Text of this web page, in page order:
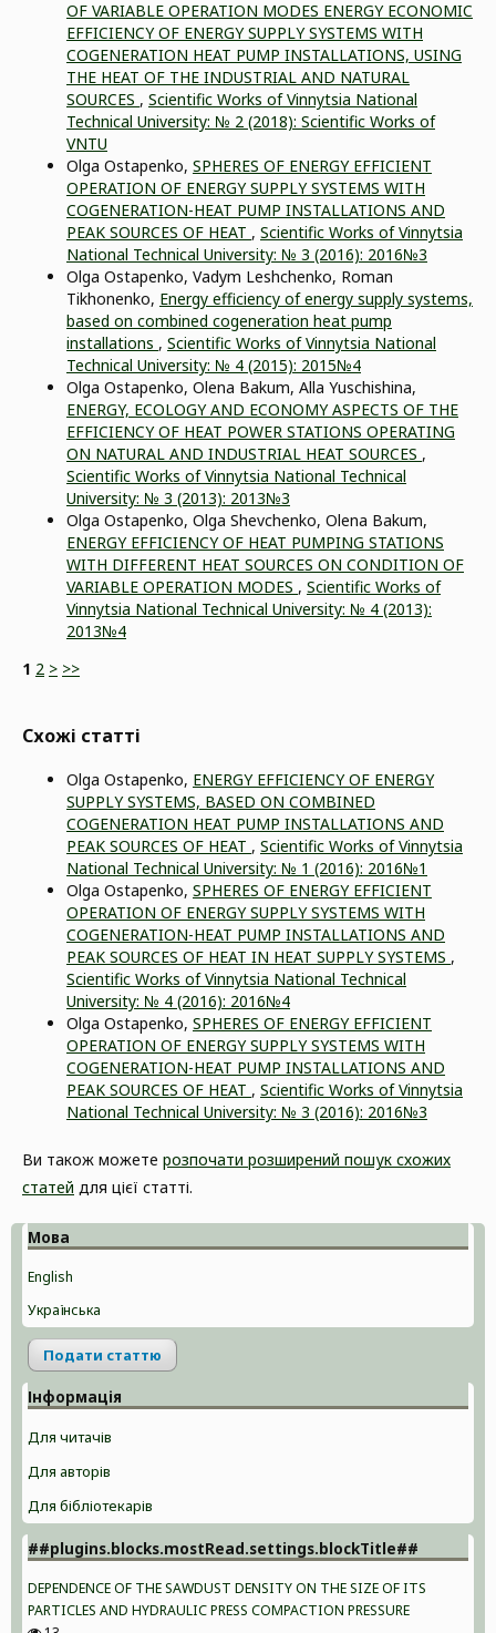
OF VARIABLE OPERATION MODES ENERGY ECONOMIC
EFFICIENCY OF ENERGY SUPPLY SYSTEMS WITH
COGENERATION HEAT PUMP INSTALLATIONS, USING
THE HEAT OF THE INDUSTRIAL AND NATURAL
SOURCES , Scientific Works of Vinnytsia National
Technical University: № 2 (2018): Scientific Works of
VNTU
Olga Ostapenko, SPHERES OF ENERGY EFFICIENT
OPERATION OF ENERGY SUPPLY SYSTEMS WITH
COGENERATION-HEAT PUMP INSTALLATIONS АND
PEAK SOURCES OF HEAT , Scientific Works of Vinnytsia
National Technical University: № 3 (2016): 2016№3
Olga Ostapenko, Vadym Leshchenko, Roman
Tikhonenko, Energy efficiency of energy supply systems,
based on combined cogeneration heat pump
installations , Scientific Works of Vinnytsia National
Technical University: № 4 (2015): 2015№4
Olga Ostapenko, Olena Bakum, Alla Yuschishina,
ENERGY, ECOLOGY AND ECONOMY ASPECTS OF THE
EFFICIENCY OF HEAT POWER STATIONS OPERATING
ON NATURAL AND INDUSTRIAL HEAT SOURCES ,
Scientific Works of Vinnytsia National Technical
University: № 3 (2013): 2013№3
Olga Ostapenko, Olga Shevchenko, Olena Bakum,
ENERGY EFFICIENCY OF HEAT PUMPING STATIONS
WITH DIFFERENT HEAT SOURCES ON CONDITION OF
VARIABLE OPERATION MODES , Scientific Works of
Vinnytsia National Technical University: № 4 (2013):
2013№4
1 2 > >>
Схожі статті
Olga Ostapenko, ENERGY EFFICIENCY OF ENERGY
SUPPLY SYSTEMS, BASED ON COMBINED
COGENERATION HEAT PUMP INSTALLATIONS АND
PEAK SOURCES OF HEAT , Scientific Works of Vinnytsia
National Technical University: № 1 (2016): 2016№1
Olga Ostapenko, SPHERES OF ENERGY EFFICIENT
OPERATION OF ENERGY SUPPLY SYSTEMS WITH
COGENERATION-HEAT PUMP INSTALLATIONS АND
PEAK SOURCES OF HEAT IN HEAT SUPPLY SYSTEMS ,
Scientific Works of Vinnytsia National Technical
University: № 4 (2016): 2016№4
Olga Ostapenko, SPHERES OF ENERGY EFFICIENT
OPERATION OF ENERGY SUPPLY SYSTEMS WITH
COGENERATION-HEAT PUMP INSTALLATIONS АND
PEAK SOURCES OF HEAT , Scientific Works of Vinnytsia
National Technical University: № 3 (2016): 2016№3
Ви також можете розпочати розширений пошук схожих
статей для цієї статті.
Мова
English
Українська
Подати статтю
Інформація
Для читачів
Для авторів
Для бібліотекарів
##plugins.blocks.mostRead.settings.blockTitle##
DEPENDENCE OF THE SAWDUST DENSITY ON THE SIZE OF ITS
PARTICLES AND HYDRAULIC PRESS COMPACTION PRESSURE